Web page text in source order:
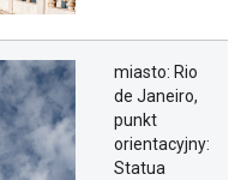
miasto: Rio
de Janeiro,
punkt
orientacyjny:
Statua